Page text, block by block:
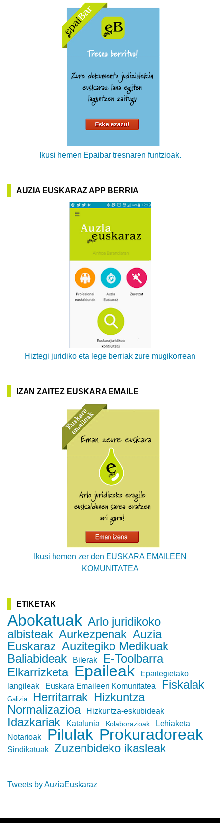
Ikusi hemen Epaibar tresnaren funtzioak.
AUZIA EUSKARAZ APP BERRIA
Hiztegi juridiko eta lege berriak zure mugikorrean
IZAN ZAITEZ EUSKARA EMAILE
Ikusi hemen zer den EUSKARA EMAILEEN
KOMUNITATEA
ETIKETAK
Abokatuak Arlo juridikoko
albisteak Aurkezpenak Auzia
Euskaraz Auzitegiko Medikuak
Baliabideak
Bilerak
E-Toolbarra
Elkarrizketa Epaileak
Epaitegietako
langileak
Euskara Emaileen Komunitatea Fiskalak
Galizia Herritarrak Hizkuntza
Normalizazioa
Hizkuntza-eskubideak
Idazkariak Katalunia Kolaborazioak
Lehiaketa
Notarioak
Pilulak Prokuradoreak
Sindikatuak Zuzenbideko ikasleak
Tweets by AuziaEuskaraz